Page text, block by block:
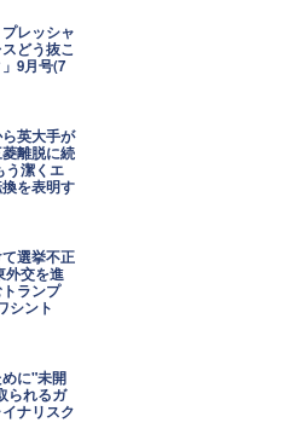
レッシャ
どう抜こ
9月号(7
英大手が
離脱に続
う潔くエ
を表明す
選挙不正
外交を進
ランプ
シント
に"未開
られるガ
ナリスク